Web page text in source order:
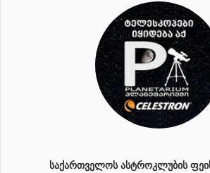
ᲡᲐᲥᲐᲠᲗᲕᲔᲚᲝᲡ ᲐᲡᲢᲠᲝᲙᲚᲣᲑᲘᲡ